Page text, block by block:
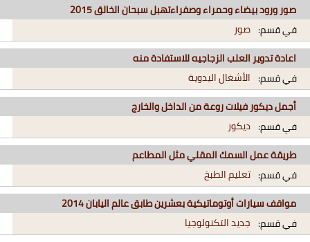
صور ورود بيضاء وحمراء وصفراءتهبل سبحان الخالق 2015
في قسم: صور
اعادة تدوير العلب الزجاجيه للاستفادة منه
في قسم: الأشغال اليدوية
أجمل ديكور فيلات روعة من الداخل والخارج
في قسم: ديكور
طريقة عمل السمك المقلي مثل المطاعم
في قسم: تعليم الطبخ
مواقف سيارات أوتوماتيكية بعشرين طابق عالم اليابان 2014
في قسم: جديد التكنولوجيا